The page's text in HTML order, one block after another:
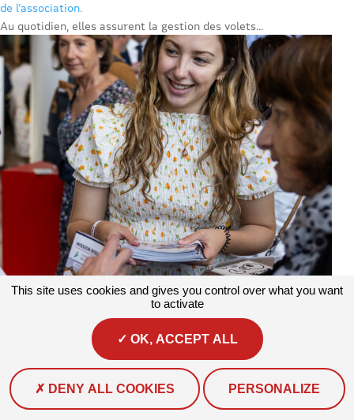
de l’association.
Au quotidien, elles assurent la gestion des volets...
Brunelle, chargée de projet climat au sein de
l’association Prévention MAIF !
Depuis janvier 2025, Brunelle COTTEREAU occupe le poste de...
This site uses cookies and gives you control over what you want
to activate
OK, ACCEPT ALL
DENY ALL COOKIES PERSONALIZE